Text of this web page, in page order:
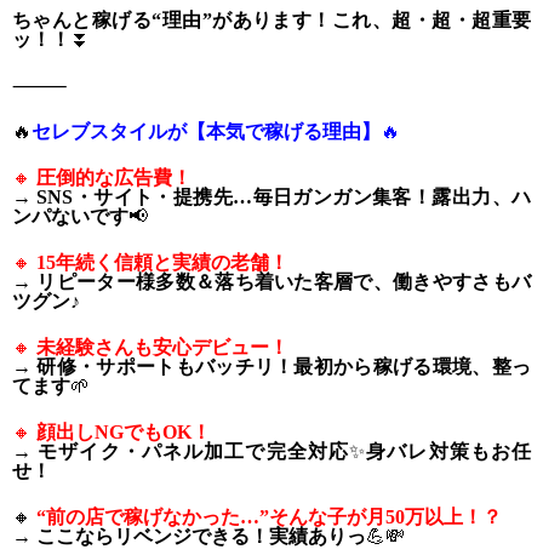
ちゃんと稼げる“理由”があります！これ、超・超・超重要
ッ！！ ⏬
⸻
🔥 セレブスタイルが【本気で稼げる理由】 🔥
🔸 圧倒的な広告費！
→ SNS・サイト・提携先…毎日ガンガン集客！露出力、ハ
ンパないです📢
🔸 15年続く信頼と実績の老舗！
→ リピーター様多数＆落ち着いた客層で、働きやすさもバ
ツグン♪
🔸 未経験さんも安心デビュー！
→ 研修・サポートもバッチリ！最初から稼げる環境、整っ
てます🌱
🔸 顔出しNGでもOK！
→ モザイク・パネル加工で完全対応✨身バレ対策もお任
せ！
🔸 “前の店で稼げなかった…”そんな子が月50万以上！？
→ ここならリベンジできる！実績ありっ💪💸